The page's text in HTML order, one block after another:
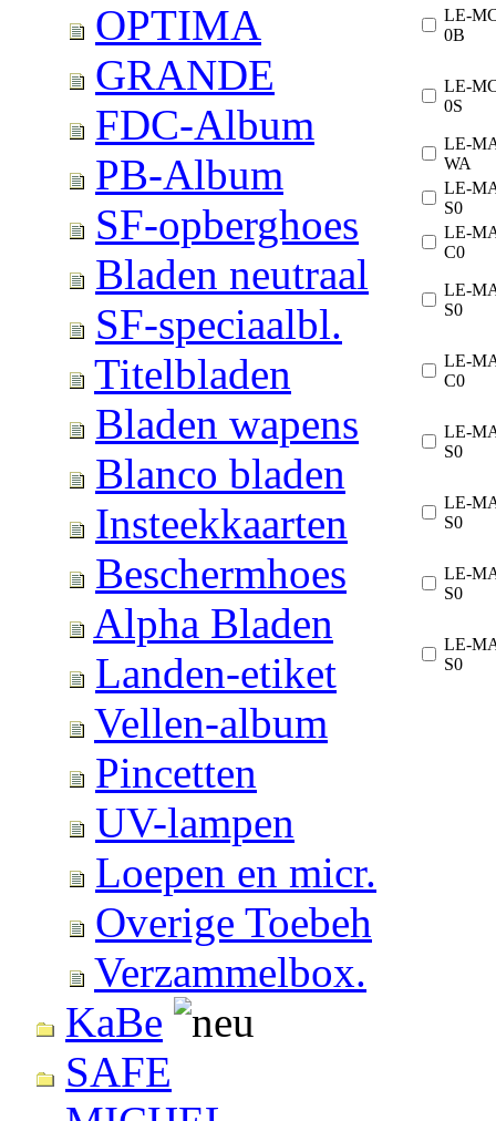
OPTIMA
GRANDE
FDC-Album
PB-Album
SF-opberghoes
Bladen neutraal
SF-speciaalbl.
Titelbladen
Bladen wapens
Blanco bladen
Insteekkaarten
Beschermhoes
Alpha Bladen
Landen-etiket
Vellen-album
Pincetten
UV-lampen
Loepen en micr.
Overige Toebeh
Verzammelbox.
KaBe
SAFE
LE-
0B
LE-
0S
LE-
WA
LE-
S0
LE-
C0
LE-
S0
LE-
C0
LE-
S0
LE-
S0
LE-
S0
LE-
S0